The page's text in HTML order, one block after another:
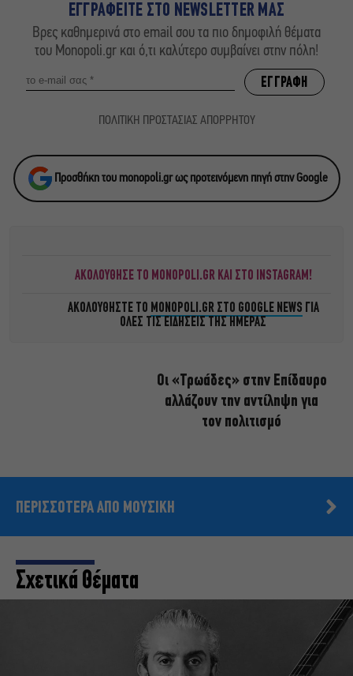
ΕΓΓΡΑΦΕΙΤΕ ΣΤΟ NEWSLETTER ΜΑΣ
Βρες καθημερινά στο email σου τα πιο δημοφιλή θέματα
του Monopoli.gr και ό,τι καλύτερο συμβαίνει στην πόλη!
ΠΟΛΙΤΙΚΗ ΠΡΟΣΤΑΣΙΑΣ ΑΠΟΡΡΗΤΟΥ
Προσθήκη του monopoli.gr ως προτεινόμενη πηγή στην Google
ΑΚΟΛΟΥΘΗΣΕ ΤΟ MONOPOLI.GR ΚΑΙ ΣΤΟ INSTAGRAM!
ΑΚΟΛΟΥΘΗΣΤΕ ΤΟ MONOPOLI.GR ΣΤΟ GOOGLE NEWS ΓΙΑ
ΟΛΕΣ ΤΙΣ ΕΙΔΗΣΕΙΣ ΤΗΣ ΗΜΕΡΑΣ
Οι «Τρωάδες» στην Επίδαυρο
αλλάζουν την αντίληψη για
τον πολιτισμό
ΠΕΡΙΣΣΟΤΕΡΑ ΑΠΟ ΜΟΥΣΙΚΗ
Σχετικά Θέματα